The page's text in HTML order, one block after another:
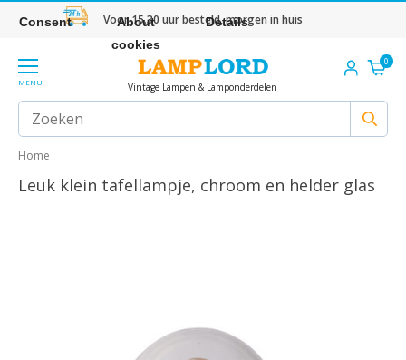
Voor 15.30 uur besteld, morgen in huis
MENU Vintage Lampen & Lamponderdelen
0
Home
Leuk klein tafellampje, chroom en helder glas
Consent
About
cookies
Details